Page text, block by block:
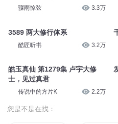
骤雨惊弦 3.3万
3589 两大修行体系
酷匠听书 3.2万
皓玉真仙 第1279集 卢宇大修
士，见过真君
传说中的方片K 2.2万
您是不是在找：